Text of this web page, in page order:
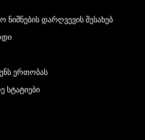
ნიშნების დარღვევის შესახებ
ერთობას
სტატიები